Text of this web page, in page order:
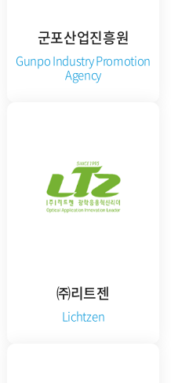
군포산업진흥원
Gunpo Industry Promotion
Agency
㈜리트젠
Lichtzen